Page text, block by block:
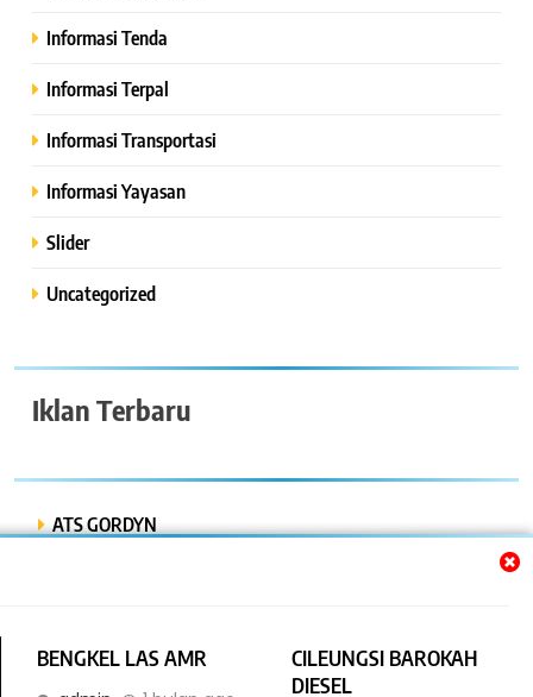
BENGKEL LAS AMR
CILEUNGSI BAROKAH
DIESEL
Informasi Tenda
Informasi Terpal
Informasi Transportasi
Informasi Yayasan
Slider
Uncategorized
Iklan Terbaru
ATS GORDYN